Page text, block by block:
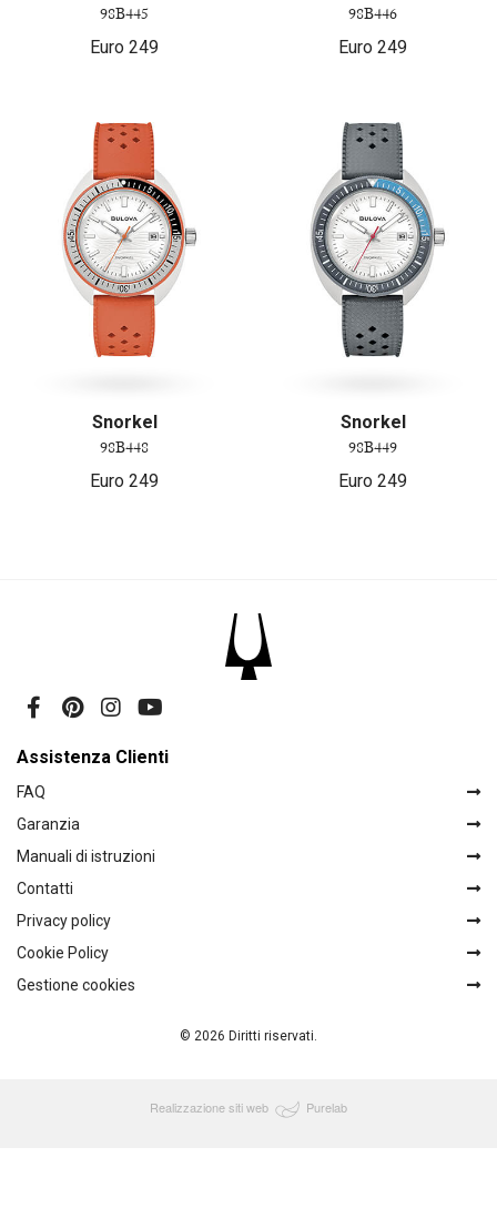
98B445
Euro 249
98B446
Euro 249
Snorkel
98B448
Euro 249
Snorkel
98B449
Euro 249
Assistenza Clienti
FAQ
Garanzia
Manuali di istruzioni
Contatti
Privacy policy
Cookie Policy
Gestione cookies
© 2026 Diritti riservati.
Realizzazione siti web Purelab